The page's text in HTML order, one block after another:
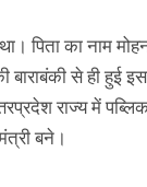
का नाम
से ही हुई
राज्य में पब्लिक
बने।